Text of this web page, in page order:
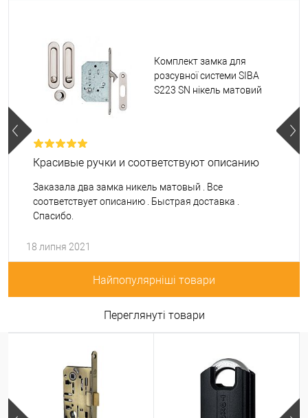
Комплект замка для
розсувної системи SIBA
S223 SN нікель матовий
Красивые ручки и соответствуют описанию
Заказала два замка никель матовый . Все
соответствует описанию . Быстрая доставка .
Спасибо.
18 липня 2021
Найпопулярніші товари
Переглянуті товари